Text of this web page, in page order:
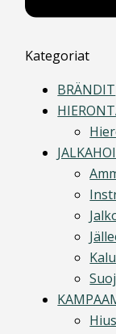
Kategoriat
BRÄNDIT